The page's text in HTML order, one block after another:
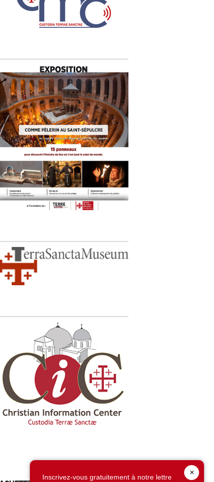
×
Inscrivez-vous gratuitement à notre lettre